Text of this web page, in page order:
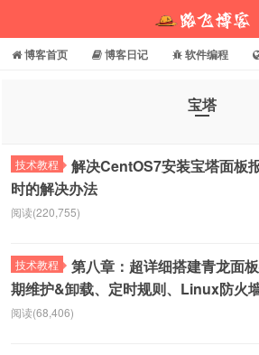
博客首页 博客日记 软件编程
宝塔
技术教程
解决CentOS7安装宝塔面板
时的解决办法
阅读(220,755)
技术教程
第八章：超详细搭建青龙面
期维护&卸载、定时规则、Linux防火
阅读(68,406)